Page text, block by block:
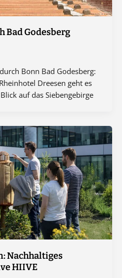
Bad Godesberg
Bonn Bad Godesberg:
Dreesen geht es
auf das Siebengebirge
Nachhaltiges
HIIVE